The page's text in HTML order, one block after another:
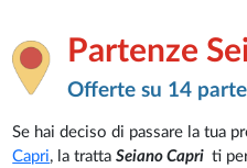
Partenze
Offerte su 14
Se hai deciso di passare la tua
Capri, la trattaSeiano Capri ti